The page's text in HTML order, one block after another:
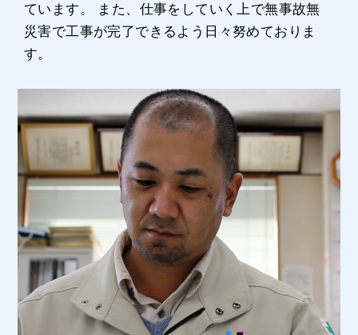
ています。 また、仕事をしていく上で無事故無
災害で工事が完了できるよう日々努めておりま
す。